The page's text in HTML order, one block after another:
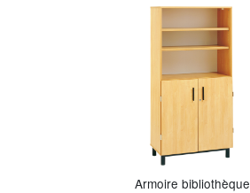
Armoire bibliothèque